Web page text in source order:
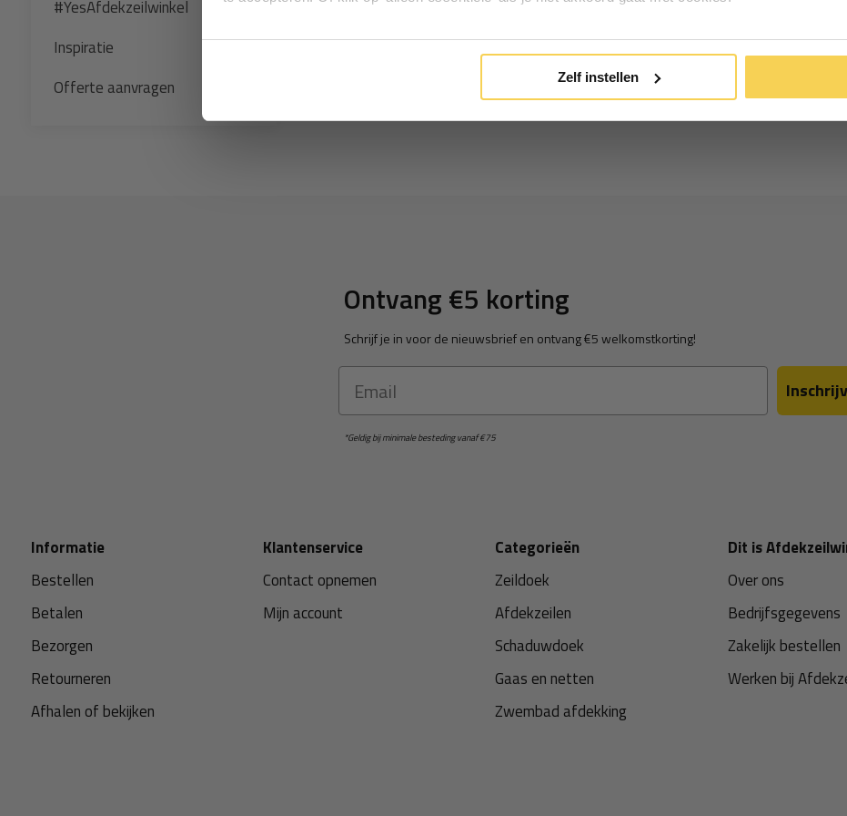
Zelf instellen
#YesAfdekzeilwinkel
Inspiratie
Offerte aanvragen
specifieke materialen anders aangegeven is.
Deze disclaimer kan van tijd tot tijd wijzigen.
Ontvang €5 korting
Schrijf je in voor de nieuwsbrief en ontvang €5 welkomstkorting!
Email
*Geldig bij minimale besteding vanaf €75
Informatie
Bestellen
Betalen
Bezorgen
Retourneren
Afhalen of bekijken
Klantenservice
Contact opnemen
Mijn account
Categorieën
Zeildoek
Afdekzeilen
Schaduwdoek
Gaas en netten
Zwembad afdekking
Dit is
Over ons
Bedrijfsgegevens
Zakelijk bestellen
Werken bij
Inschrijven